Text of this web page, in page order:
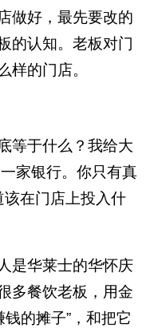
做好，最先要改的
的认知。老板对门
样的门店。
等于什么？我给大
家银行。你只有真
在门店上投入什
是华莱士的华怀庆
多餐饮老板，用金
钱的摊子”，和把它